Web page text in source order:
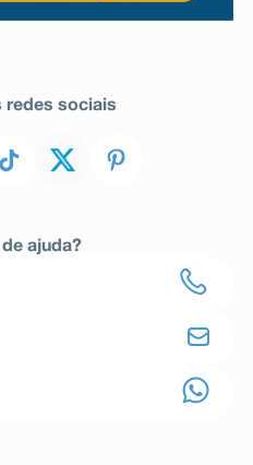
redes sociais
ajuda?